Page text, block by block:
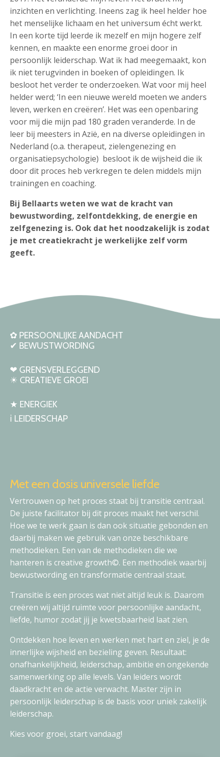
inzichten en verlichting. Ineens zag ik heel helder hoe
het menselijke lichaam en het universum écht werkt.
In een korte tijd leerde ik mezelf en mijn hogere zelf
kennen, en maakte een enorme groei door in
persoonlijk leiderschap. Wat ik had meegemaakt, kon
ik niet terugvinden in boeken of opleidingen. Ik
besloot het verder te onderzoeken. Wat voor mij heel
helder werd; ‘In een nieuwe wereld moeten we anders
leven, werken en creëren’. Het was een openbaring
voor mij die mijn pad 180 graden veranderde. In de
leer bij meesters in Azië, en na diverse opleidingen in
Nederland (o.a. therapeut, zielengenezing en
organisatiepsychologie) besloot ik de wijsheid die ik
door dit proces heb verkregen te delen middels mijn
trainingen en coaching.
Bij Bellaarts weten we wat de kracht van
bewustwording, zelfontdekking, de energie en
zelfgenezing is. Ook dat het noodzakelijk is zodat
je met creatiekracht je werkelijke zelf vorm
geeft.
✿ PERSOONLIJKE AANDACHT
✔ BEWUSTWORDING
❤︎ GRENSVERLEGGEND
☀ CREATIEVE GROEI
★ ENERGIEK
ℹ LEIDERSCHAP
Met een dosis universele liefde
Vertrouwen op het proces staat bij transitie centraal.
De juiste facilitator bij dit proces maakt het verschil.
Hoe we te werk gaan is dan ook situatie gebonden en
daarbij maken we gebruik van onze beschikbare
methodieken. Een van de methodieken die we
hanteren is creative growth©. Een methodiek waarbij
bewustwording en transformatie centraal staat.
Transitie is een proces wat niet altijd leuk is. Daarom
creëren wij altijd ruimte voor persoonlijke aandacht,
liefde, humor zodat jij je kwetsbaarheid laat zien.
Ontdekken hoe leven en werken met hart en ziel, je de
innerlijke wijsheid en bezieling geven. Resultaat:
onafhankelijkheid, leiderschap, ambitie en ongekende
samenwerking op alle levels. Van leiders wordt
daadkracht en de actie verwacht. Master zijn in
persoonlijk leiderschap is de basis voor uniek zakelijk
leiderschap.
Kies voor groei, start vandaag!